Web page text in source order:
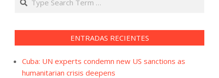
ENTRADAS RECIENTES
Cuba: UN experts condemn new US sanctions as
humanitarian crisis deepens